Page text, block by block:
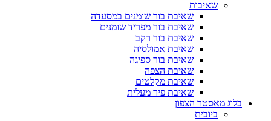
שאיבות
שאיבת בור שומנים במסעדה
שאיבת בור מפריד שומנים
שאיבת בור רקב
שאיבת אמולסיה
שאיבת בור ספיגה
שאיבת הצפה
שאיבת מקלטים
שאיבת פיר מעלית
בלוג מאסטר הצפון
ביובית